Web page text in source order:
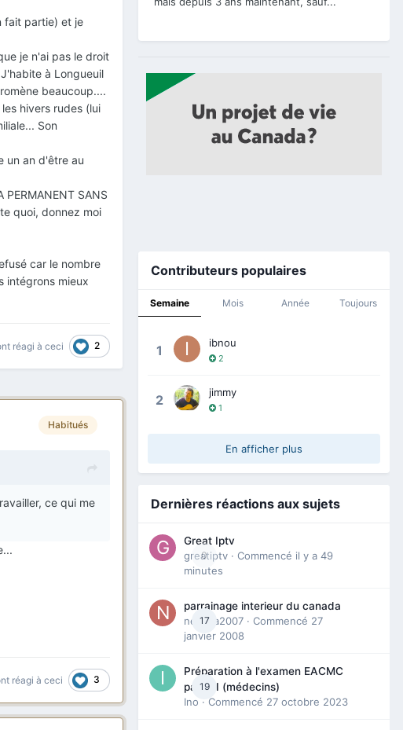
fait partie) et je
je n'ai pas le droit
à Longueuil
beaucoup....
hivers rudes (lui
Son
un an d'être au
PERMANENT SANS
quoi, donnez moi
car le nombre
intégrons mieux
réagi à ceci 2
Habitués
ce qui me
réagi à ceci 3
Contributeurs populaires
Semaine Mois Année Toujours
1 ibnou
2
2 jimmy
1
En afficher plus
Dernières réactions aux sujets
0
Great Iptv
greatiptv · Commencé il y a 49
minutes
17
parrainage interieur du canada
nedjma2007 · Commencé 27
janvier 2008
19
Préparation à l'examen EACMC
partie I (médecins)
Ino · Commencé 27 octobre 2023